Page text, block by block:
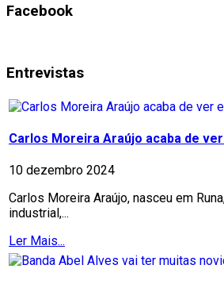
Facebook
Entrevistas
Carlos Moreira Araújo acaba de
10 dezembro 2024
Carlos Moreira Araújo, nasceu em
industrial,...
Ler Mais...